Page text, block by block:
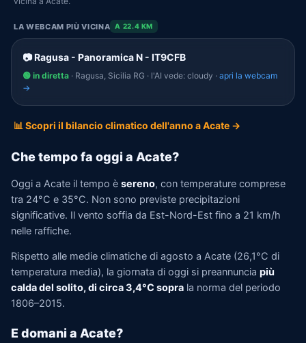
LA WEBCAM PIÙ VICINA A 22.4 KM
📷 Ragusa - Panoramica N - IT9CFB
🟢 in diretta · Ragusa, Sicilia RG · l'AI vede: cloudy · apri la webcam
→
📊 Scopri il bilancio climatico dell'anno a Acate →
Che tempo fa oggi a Acate?
Oggi a Acate il tempo è sereno, con temperature comprese
tra 24°C e 35°C. Non sono previste precipitazioni
significative. Il vento soffia da Est-Nord-Est fino a 21 km/h
nelle raffiche.
Rispetto alle medie climatiche di agosto a Acate (26,1°C di
temperatura media), la giornata di oggi si preannuncia più
calda del solito, di circa 3,4°C sopra la norma del periodo
1806–2015.
E domani a Acate?